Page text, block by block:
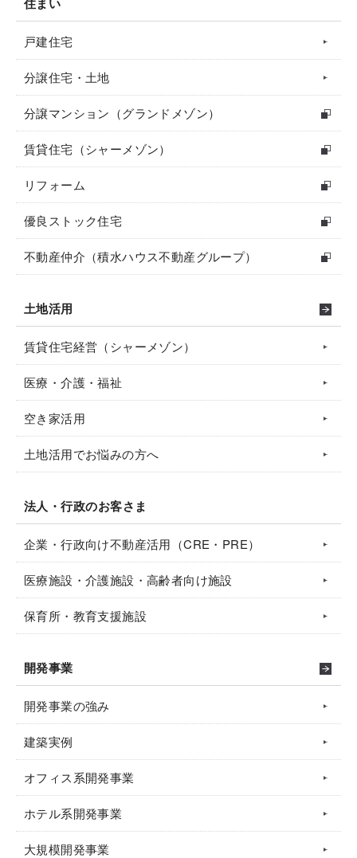
戸建住宅
分譲住宅・土地
分譲マンション（グランドメゾン）
賃貸住宅（シャーメゾン）
リフォーム
優良ストック住宅
不動産仲介（積水ハウス不動産グループ）
土地活用
賃貸住宅経営（シャーメゾン）
医療・介護・福祉
空き家活用
土地活用でお悩みの方へ
法人・行政のお客さま
企業・行政向け不動産活用（CRE・PRE）
医療施設・介護施設・高齢者向け施設
保育所・教育支援施設
開発事業
開発事業の強み
建築実例
オフィス系開発事業
ホテル系開発事業
大規模開発事業